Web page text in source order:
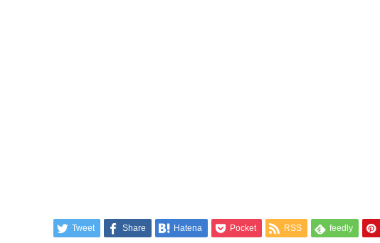
Tweet Share Hatena Pocket RSS feedly